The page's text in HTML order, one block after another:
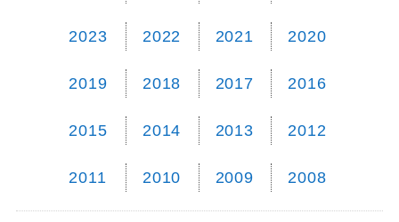
2023 2022 2021 2020
2019 2018 2017 2016
2015 2014 2013 2012
2011 2010 2009 2008